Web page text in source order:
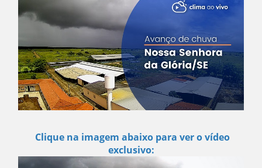
Clique na imagem abaixo para ver o vídeo
exclusivo: